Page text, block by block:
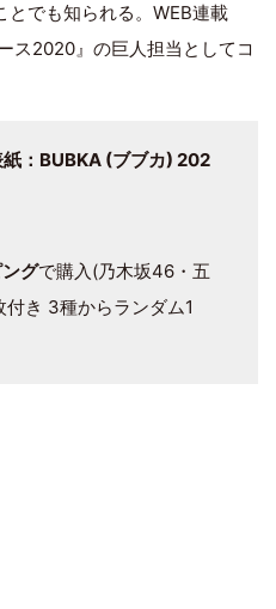
でも知られる。WEB連載
ス2020』の巨人担当としてコ
紙：BUBKA (ブブカ) 202
グで購入(乃木坂46・五
き 3種からランダム1